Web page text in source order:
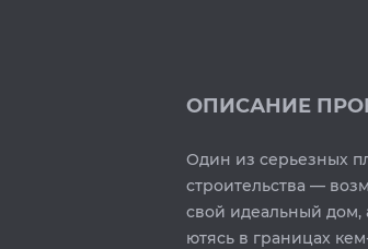
ОПИСАНИЕ
Один из серьезных
строительства —
свой идеальный дом,
ютясь в границах